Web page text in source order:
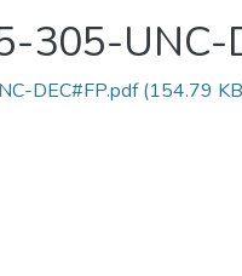
305-UNC-
DEC#FP.pdf(154.79